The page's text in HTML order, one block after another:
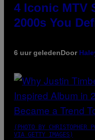
4 Iconic MTV
2000s You
6 uur geledenDoor
(PHOTO BY CHRISTOPHER
VIA GETTY IMAGES)